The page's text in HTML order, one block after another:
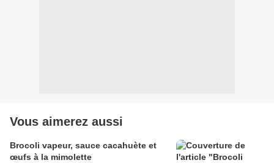
Vous aimerez aussi
Brocoli vapeur, sauce cacahuète et
œufs à la mimolette